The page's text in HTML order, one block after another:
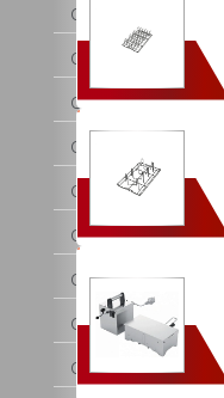
C.M.A
CAB
CAMBRO
CANCAN
CARBOMA (Карбома)
CARIMALI
CAS
CASADIO
CELME